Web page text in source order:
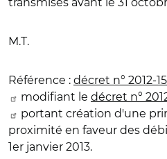
M.T.
Référence : décret n° 2012-
modifiant le décret n°
portant création d'une
proximité en faveur des
1er janvier 2013.